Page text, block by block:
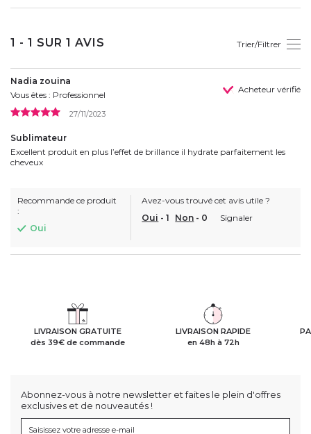
1 - 1 SUR 1 AVIS Trier/Filtrer
Nadia zouina
Vous êtes : Professionnel
Acheteur vérifié
27/11/2023
Sublimateur
Excellent produit en plus l’effet de brillance il hydrate parfaitement les
cheveux
Recommande ce produit
:
Oui
Avez-vous trouvé cet avis utile ?
Oui -1 Non - 0 Signaler
LIVRAISON GRATUITE
dès 39€ de commande
LIVRAISON RAPIDE
en 48h à 72h
Abonnez-vous à notre newsletter et faites le plein d'offres
exclusives et de nouveautés !